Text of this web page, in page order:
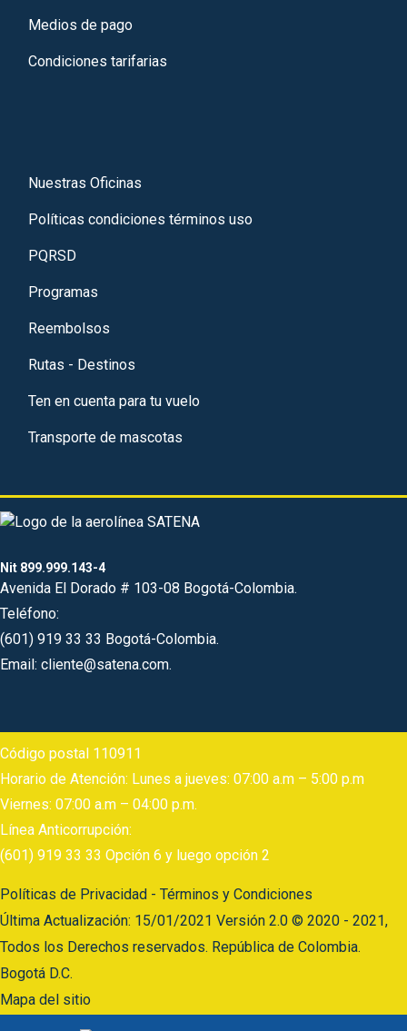
Medios de pago
Condiciones tarifarias
Nuestras Oficinas
Políticas condiciones términos uso
PQRSD
Programas
Reembolsos
Rutas - Destinos
Ten en cuenta para tu vuelo
Transporte de mascotas
Nit 899.999.143-4
Avenida El Dorado # 103-08 Bogotá-Colombia.
Teléfono:
(601) 919 33 33 Bogotá-Colombia.
Email: cliente@satena.com.
Código postal 110911
Horario de Atención: Lunes a jueves: 07:00 a.m – 5:00 p.m
Viernes: 07:00 a.m – 04:00 p.m.
Línea Anticorrupción:
(601) 919 33 33 Opción 6 y luego opción 2
Políticas de Privacidad - Términos y Condiciones
Última Actualización: 15/01/2021 Versión 2.0 © 2020 - 2021,
Todos los Derechos reservados. República de Colombia.
Bogotá D.C.
Mapa del sitio